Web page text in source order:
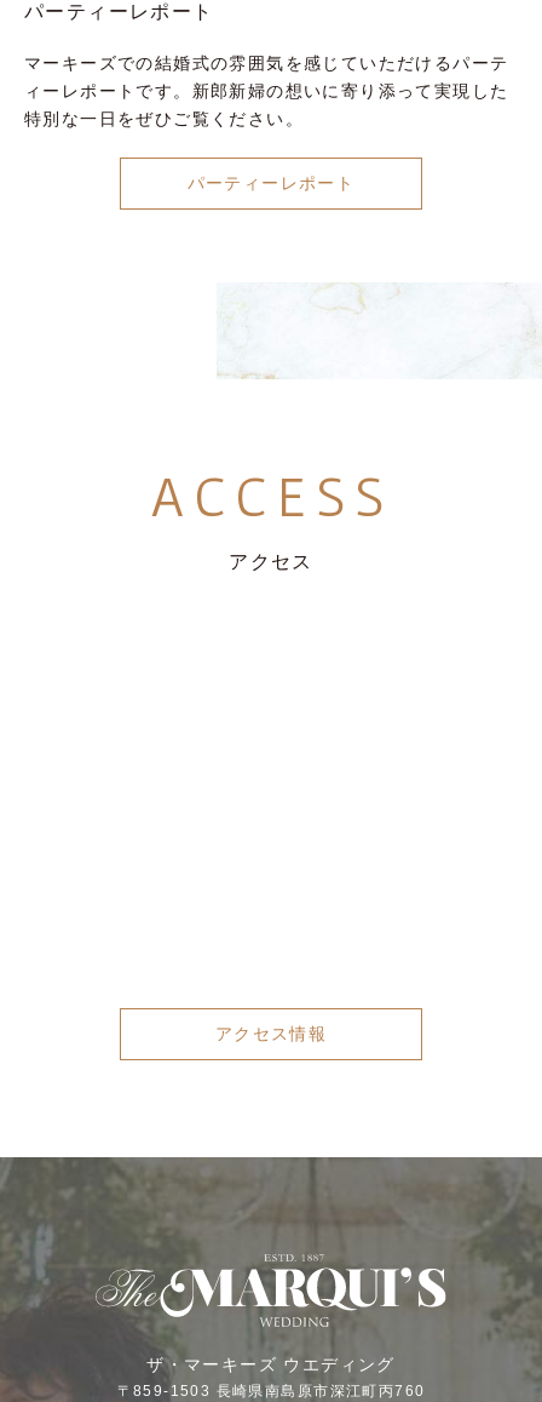
パーティーレポート
マーキーズでの結婚式の雰囲気を感じていただけるパーテ
ィーレポートです。新郎新婦の想いに寄り添って実現した
特別な一日をぜひご覧ください。
パーティーレポート
ACCESS
アクセス
アクセス情報
ザ・マーキーズ ウエディング
〒859-1503 長崎県南島原市深江町丙760